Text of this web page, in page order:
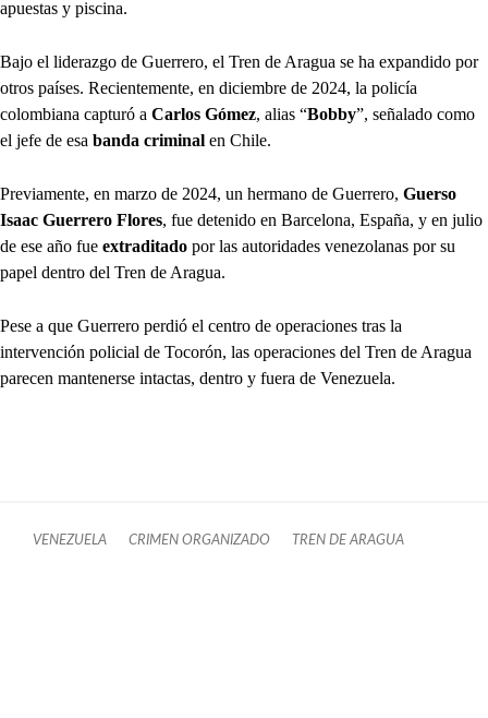
apuestas y piscina.
Bajo el liderazgo de Guerrero, el Tren de Aragua se ha expandido por
otros países. Recientemente, en diciembre de 2024, la policía
colombiana capturó a Carlos Gómez, alias “Bobby”, señalado como
el jefe de esa banda criminal en Chile.
Previamente, en marzo de 2024, un hermano de Guerrero, Guerso
Isaac Guerrero Flores, fue detenido en Barcelona, España, y en julio
de ese año fue extraditado por las autoridades venezolanas por su
papel dentro del Tren de Aragua.
Pese a que Guerrero perdió el centro de operaciones tras la
intervención policial de Tocorón, las operaciones del Tren de Aragua
parecen mantenerse intactas, dentro y fuera de Venezuela.
VENEZUELA CRIMEN ORGANIZADO TREN DE ARAGUA